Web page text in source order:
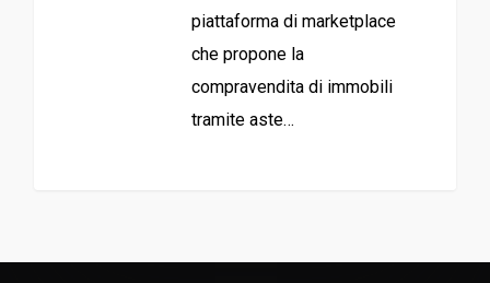
piattaforma di marketplace
che propone la
compravendita di immobili
tramite aste…